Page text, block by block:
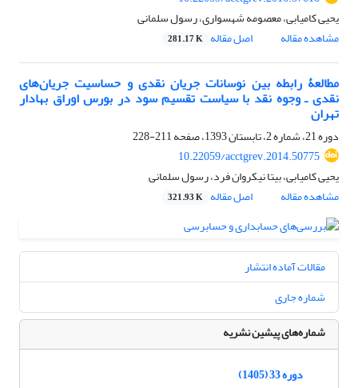
یحیی کامیابی، معصومه شهسواری، رسول سلمانی
مشاهده مقاله
اصل مقاله 281.17 K
مطالعۀ رابطه بین نوسانات جریان نقدی و حساسیت جریان‌های‌
نقدی ـ وجوه نقد با سیاست تقسیم سود در بورس اوراق بهادار
تهران
دوره 21، شماره 2، تابستان 1393، صفحه
211-228
10.22059/acctgrev.2014.50775
یحیی کامیابی، بیتا نیکروان فرد، رسول سلمانی
مشاهده مقاله
اصل مقاله 321.93 K
مقالات آماده انتشار
شماره جاری
شماره‌های پیشین نشریه
دوره 33 (1405)